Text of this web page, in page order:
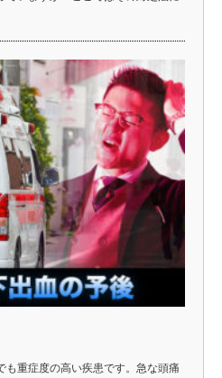
も重症度の高い疾患です。急な頭痛